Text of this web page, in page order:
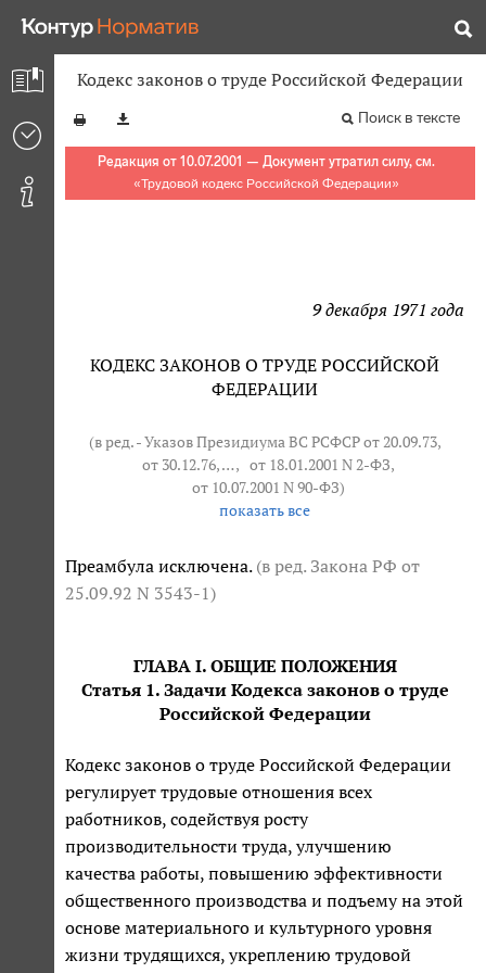
Кодекс законов о труде Российской Федерации
Поиск в тексте
Редакция от 10.07.2001 — Документ утратил силу, см.
«Трудовой кодекс Российской Федерации»
9 декабря 1971 года
КОДЕКС ЗАКОНОВ О ТРУДЕ РОССИЙСКОЙ
ФЕДЕРАЦИИ
(в ред. - Указов Президиума ВС РСФСР от 20.09.73,
от 30.12.76, … , от 18.01.2001 N 2-ФЗ,
от 10.07.2001 N 90-ФЗ)
показать все
Преамбула исключена. (в ред. Закона РФ от
25.09.92 N 3543-1)
ГЛАВА I. ОБЩИЕ ПОЛОЖЕНИЯ
Статья 1. Задачи Кодекса законов о труде
Российской Федерации
Кодекс законов о труде Российской Федерации
регулирует трудовые отношения всех
работников, содействуя росту
производительности труда, улучшению
качества работы, повышению эффективности
общественного производства и подъему на этой
основе материального и культурного уровня
жизни трудящихся, укреплению трудовой